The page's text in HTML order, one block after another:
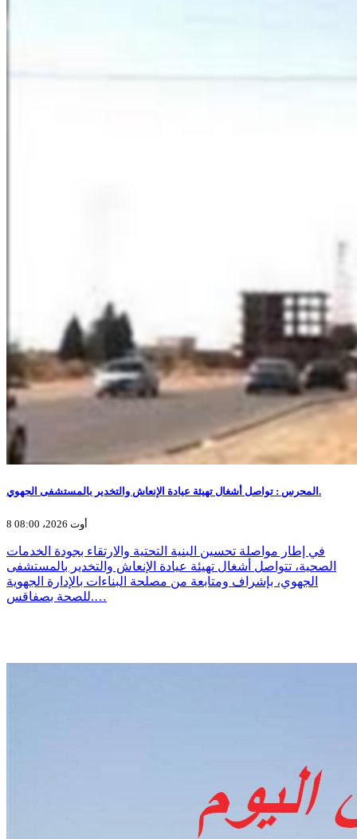
المحرس : تواصل أشغال تهيئة عيادة الإنعاش والتخدير بالمستشفى الجهوي.
8 أوت 2026، 08:00
في إطار مواصلة تحسين البنية التحتية والارتقاء بجودة الخدمات
الصحية، تتواصل أشغال تهيئة عيادة الإنعاش والتخدير بالمستشفى
الجهوي، بإشراف ومتابعة من مصلحة البناءات بالإدارة الجهوية
للصحة بصفاقس.…